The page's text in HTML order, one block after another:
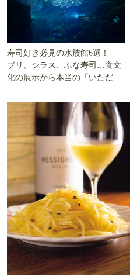
寿司好き必見の水族館6選！
ブリ、シラス、ふな寿司…食文
化の展示から本当の「いただき